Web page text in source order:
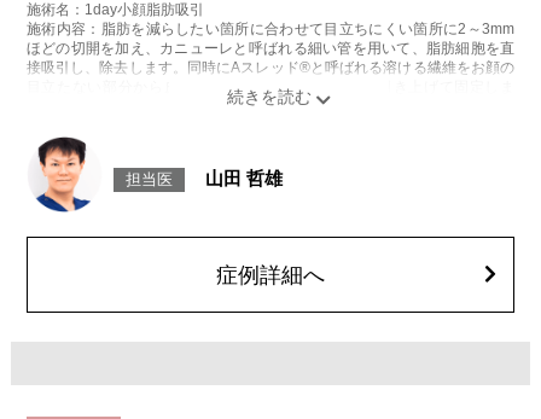
施術名：1day小顔脂肪吸引
施術内容：脂肪を減らしたい箇所に合わせて目立ちにくい箇所に2～3mm
ほどの切開を加え、カニューレと呼ばれる細い管を用いて、脂肪細胞を直
接吸引し、除去します。同時にAスレッド®と呼ばれる溶ける繊維をお顔の
目立たない部分から皮下へ挿入し、皮膚を内側から引き上げて固定しま
リスク、副作用：赤み、熱感、痛み、しびれ、むくみ、内出血、引き攣れ
感などが術後一時的に生じることがございます。また、稀に貧血、細菌感
染症、左右差、施術箇所の知覚鈍麻、ぼこつき、硬結、瘢痕化、色素沈
着、脂肪塞栓、皮膚のよれ、繊維の突出などを生じることがございます。
顔の脂肪吸引箇所の追加 1ヶ所ごと+162,800円(税込)
オプション：笑気麻酔 3,300円(税込)
担当医 山田 哲雄
症例詳細へ